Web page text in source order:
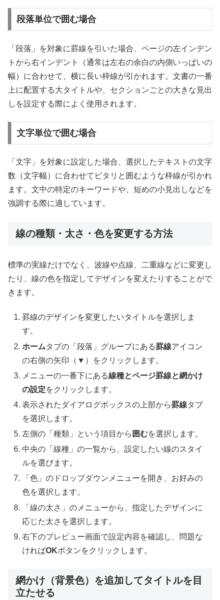
段落単位で囲む場合
「段落」を対象に罫線を引いた場合、ページの左インデン
トから右インデント（通常は左右の余白の内側いっぱいの
幅）に合わせて、横に長い枠線が引かれます。文書の一番
上に配置する大タイトルや、セクションごとの大きな見出
しを設定する際によく使用されます。
文字単位で囲む場合
「文字」を対象に設定した場合、選択したテキストの文字
数（文字幅）に合わせてピタリと囲むような枠線が引かれ
ます。文中の特定のキーワードや、短めの小見出しなどを
強調する際に適しています。
線の種類・太さ・色を変更する方法
標準の実線だけでなく、波線や点線、二重線などに変更し
たり、線の色を指定してデザインを変えたりすることがで
きます。
罫線のデザインを変更したいタイトルを選択しま
す。
ホームタブの「段落」グループにある罫線アイコン
の右側の矢印（▼）をクリックします。
メニューの一番下にある線種とページ罫線と網かけ
の設定をクリックします。
表示されたダイアログボックスの上部から罫線タブ
を選択します。
左側の「種類」という項目から 囲むを選択します。
中央の「線種」の一覧から、設定したい線のスタイ
ルを選びます。
「色」のドロップダウンメニューを開き、お好みの
色を選択します。
「線の太さ」のメニューから、指定したデザインに
応じた太さを選択します。
右下のプレビュー画面で設定内容を確認し、問題な
ければOKボタンをクリックします。
網かけ（背景色）を追加してタイトルを目
立たせる